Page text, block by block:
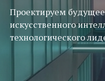
Проектируем
искусственного
технологического